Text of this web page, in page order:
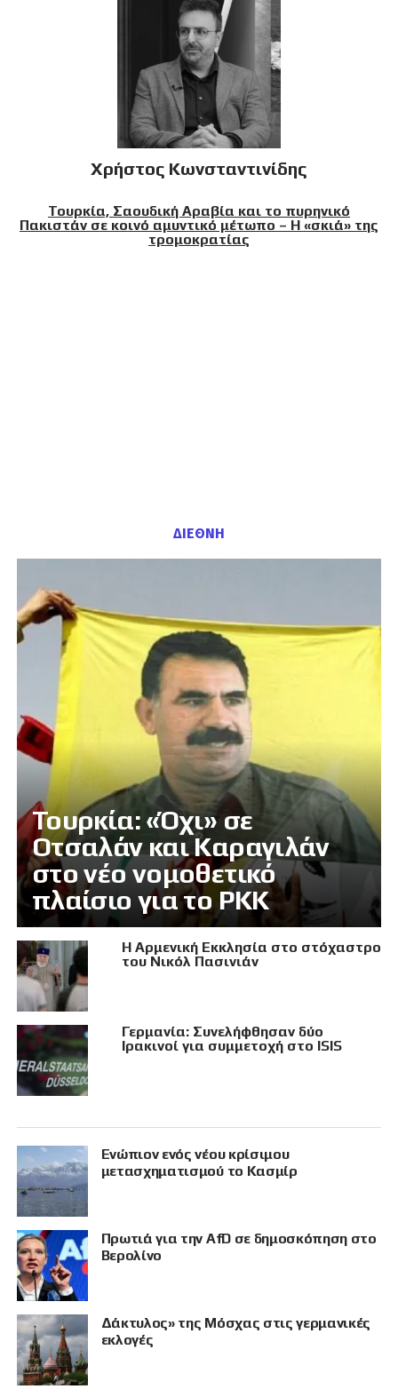
Χρήστος Κωνσταντινίδης
Τουρκία, Σαουδική Αραβία και το πυρηνικό
Πακιστάν σε κοινό αμυντικό μέτωπο – Η «σκιά» της
τρομοκρατίας
ΔΙΕΘΝΗ
Τουρκία: «Όχι» σε
Οτσαλάν και Καραγιλάν
στο νέο νομοθετικό
πλαίσιο για το PKK
Η Αρμενική Εκκλησία στο στόχαστρο
του Νικόλ Πασινιάν
Γερμανία: Συνελήφθησαν δύο
Ιρακινοί για συμμετοχή στο ISIS
Eνώπιον ενός νέου κρίσιμου
μετασχηματισμού το Κασμίρ
Πρωτιά για την AfD σε δημοσκόπηση στο
Βερολίνο
Δάκτυλος» της Μόσχας στις γερμανικές
εκλογές